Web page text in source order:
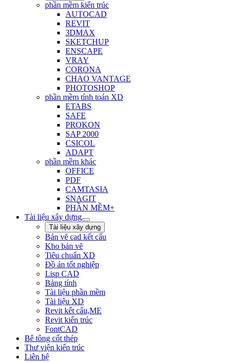
phần mềm kiến trúc
AUTOCAD
REVIT
3DMAX
SKETCHUP
ENSCAPE
VRAY
CORONA
CHAO VANTAGE
PHOTOSHOP
phần mềm tính toán XD
ETABS
SAFE
PROKON
SAP 2000
CSICOL
ADAPT
phần mềm khác
OFFICE
PDF
CAMTASIA
SNAGIT
PHẦN MỀM+
Tài liệu xây dựng
Tài liệu xây dựng
Bản vẽ cad kết cấu
Kho bản vẽ
Tiêu chuẩn XD
Đồ án tốt nghiệp
Lisp CAD
Bảng tính
Tài liệu phần mềm
Tài liệu XD
Revit kết cấu,ME
Revit kiến trúc
FontCAD
Bê tông cốt thép
Thư viện kiến trúc
Liên hệ